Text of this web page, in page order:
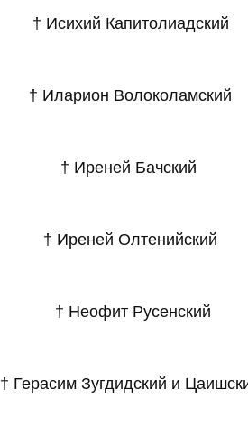
† Исихий Капитолиадский
† Иларион Волоколамский
† Иреней Бачский
† Иреней Олтенийский
† Неофит Русенский
† Герасим Зугдидский и